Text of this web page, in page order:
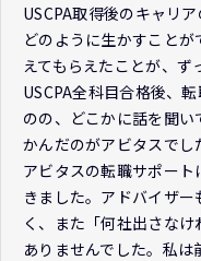
USCPA取得後のキャリ
どのように生かすこと
えてもらえたことが、ず
USCPA全科目合格後、
のの、どこかに話を聞
かんだのがアビタスでし
アビタスの転職サポー
きました。アドバイザ
く、また「何社出さな
ありませんでした。私